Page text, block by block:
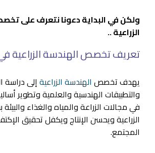
ولكن في البداية دعونا نتعرف على
الزراعية ..
تعريف تخصص الهندسة الزراعية في
يهدف تخصص الهندسة الزراعيةإلى دراسة
والتطبيقات الهندسية والعلمية وتطوير
في مجالات الزراعة والمياه والغذاء
الزراعية ويحسن الإنتاج ويكفل تحقيق
المجتمع.